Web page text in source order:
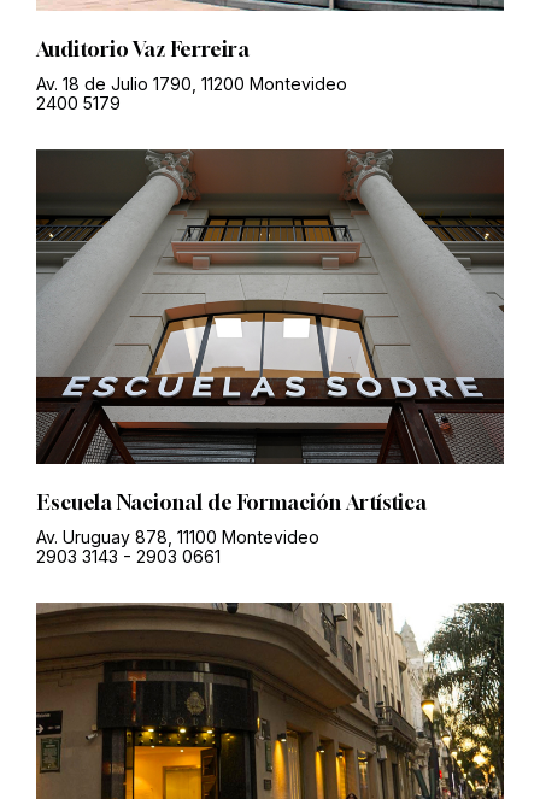
Auditorio Vaz Ferreira
Av. 18 de Julio 1790, 11200 Montevideo
2400 5179
Escuela Nacional de Formación Artística
Av. Uruguay 878, 11100 Montevideo
2903 3143 - 2903 0661